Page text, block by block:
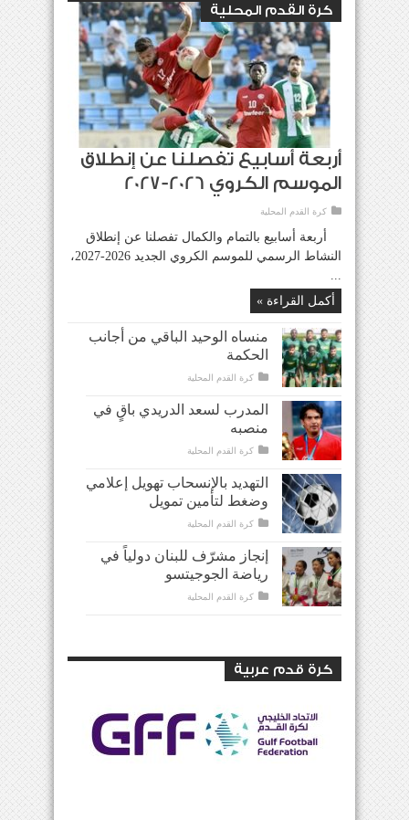
كرة القدم المحلية
أربعة أسابيع تفصلنا عن إنطلاق
الموسم الكروي 2026-2027
كرة القدم المحلية
أربعة أسابيع بالتمام والكمال تفصلنا عن إنطلاق
النشاط الرسمي للموسم الكروي الجديد 2026-2027،
...
أكمل القراءة »
منساه الوحيد الباقي من أجانب
الحكمة
كرة القدم المحلية
المدرب لسعد الدريدي باقٍ في
منصبه
كرة القدم المحلية
التهديد بالإنسحاب تهويل إعلامي
وضغط لتأمين تمويل
كرة القدم المحلية
إنجاز مشرّف للبنان دولياً في
رياضة الجوجيتسو
كرة القدم المحلية
كرة قدم عربية